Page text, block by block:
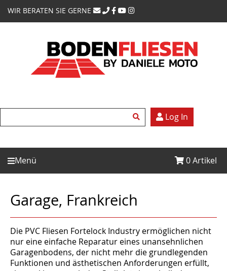
WIR BERATEN SIE GERNE
Log In
Menü 0Artikel
Garage, Frankreich
Die PVC Fliesen Fortelock Industry ermöglichen nicht
nur eine einfache Reparatur eines unansehnlichen
Garagenbodens, der nicht mehr die grundlegenden
Funktionen und ästhetischen Anforderungen erfüllt,